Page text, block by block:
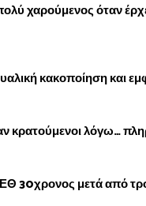
χαρούμενος όταν
κακοποίηση και
κρατούμενοι λόγω…
30χρονος μετά από